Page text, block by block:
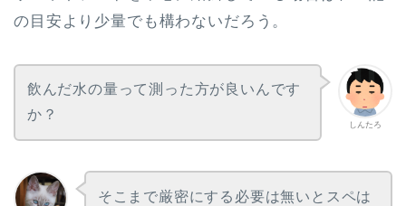
の目安より少量でも構わないだろう。
しんたろ
飲んだ水の量って測った方が良いんです
か？
そこまで厳密にする必要は無いとスペは